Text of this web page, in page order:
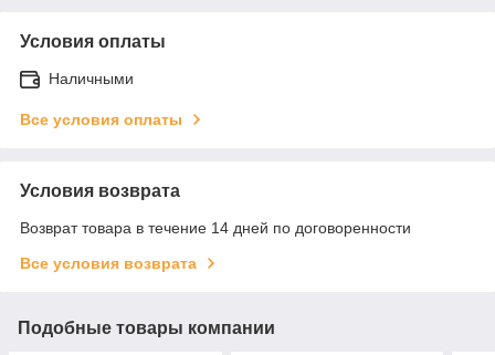
Условия оплаты
Наличными
Все условия оплаты
Условия возврата
Возврат товара в течение 14 дней по договоренности
Все условия возврата
Подобные товары компании